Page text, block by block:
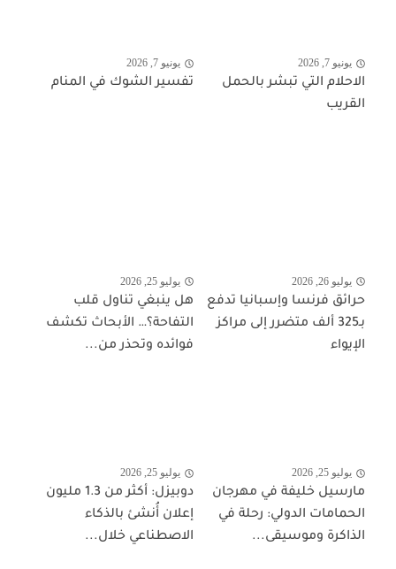
يونيو 7, 2026
الاحلام التي تبشر بالحمل
القريب
يونيو 7, 2026
تفسير الشوك في المنام
يوليو 26, 2026
حرائق فرنسا وإسبانيا تدفع
بـ325 ألف متضرر إلى مراكز
الإيواء
يوليو 25, 2026
هل ينبغي تناول قلب
التفاحة؟… الأبحاث تكشف
فوائده وتحذر من...
يوليو 25, 2026
مارسيل خليفة في مهرجان
الحمامات الدولي: رحلة في
الذاكرة وموسيقى...
يوليو 25, 2026
دوبيزل: أكثر من 1.3 مليون
إعلان أُنشئ بالذكاء
الاصطناعي خلال...